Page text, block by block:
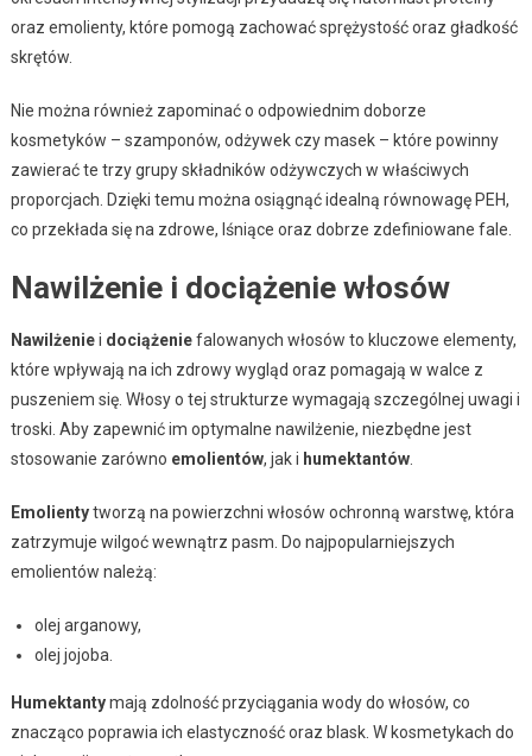
oraz emolienty, które pomogą zachować sprężystość oraz gładkość
skrętów.
Nie można również zapominać o odpowiednim doborze
kosmetyków – szamponów, odżywek czy masek – które powinny
zawierać te trzy grupy składników odżywczych w właściwych
proporcjach. Dzięki temu można osiągnąć idealną równowagę PEH,
co przekłada się na zdrowe, lśniące oraz dobrze zdefiniowane fale.
Nawilżenie i dociążenie włosów
Nawilżeniei dociążeniefalowanych włosów to kluczowe elementy,
które wpływają na ich zdrowy wygląd oraz pomagają w walce z
puszeniem się. Włosy o tej strukturze wymagają szczególnej uwagi i
troski. Aby zapewnić im optymalne nawilżenie, niezbędne jest
stosowanie zarówno emolientów, jak i humektantów.
Emolientytworzą na powierzchni włosów ochronną warstwę, która
zatrzymuje wilgoć wewnątrz pasm. Do najpopularniejszych
emolientów należą:
olej arganowy,
olej jojoba.
Humektantymają zdolność przyciągania wody do włosów, co
znacząco poprawia ich elastyczność oraz blask. W kosmetykach do